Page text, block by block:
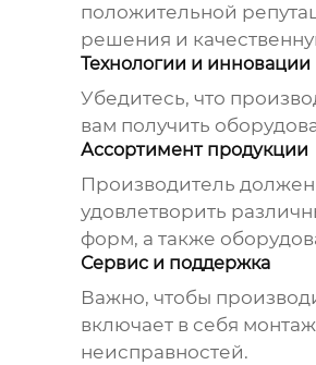
положительной
решения и
Технологии и инновации
Убедитесь, что
вам получить
Ассортимент продукции
Производитель должен
удовлетворить
форм, а также
Сервис и поддержка
Важно, чтобы
включает в себя
неисправностей.